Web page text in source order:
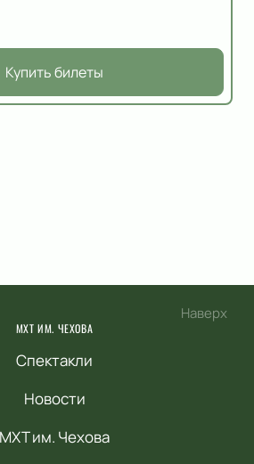
Купить билеты
Наверх
МХТ ИМ. ЧЕХОВА
Спектакли
Новости
МХТ им. Чехова